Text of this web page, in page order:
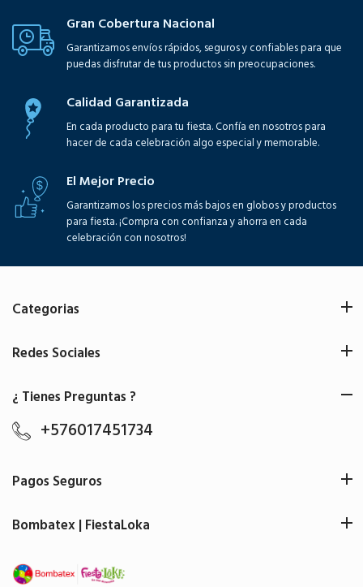
Gran Cobertura Nacional
Garantizamos envíos rápidos, seguros y confiables para que
puedas disfrutar de tus productos sin preocupaciones.
Calidad Garantizada
En cada producto para tu fiesta. Confía en nosotros para
hacer de cada celebración algo especial y memorable.
El Mejor Precio
Garantizamos los precios más bajos en globos y productos
para fiesta. ¡Compra con confianza y ahorra en cada
celebración con nosotros!
Categorias
Redes Sociales
¿ Tienes Preguntas ?
+576017451734
Pagos Seguros
Bombatex | FiestaLoka